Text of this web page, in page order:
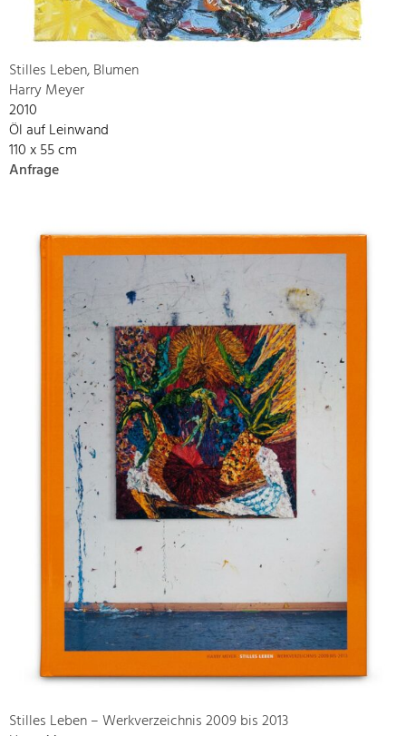
Stilles Leben, Blumen
Harry Meyer
2010
Öl auf Leinwand
110 x 55 cm
Anfrage
Stilles Leben – Werkverzeichnis 2009 bis 2013